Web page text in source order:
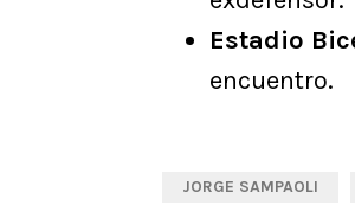
Estadio
encuentro.
JORGE SAMPAOLI